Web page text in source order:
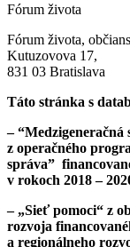
Fórum života
Fórum života,
Kutuzovova 17,
831 03 Bratislava
Táto stránka s
–
z operačného
správa”
v rokoch 2018 –
– „Sieť pomoci“ z
rozvoja
a regionálneho